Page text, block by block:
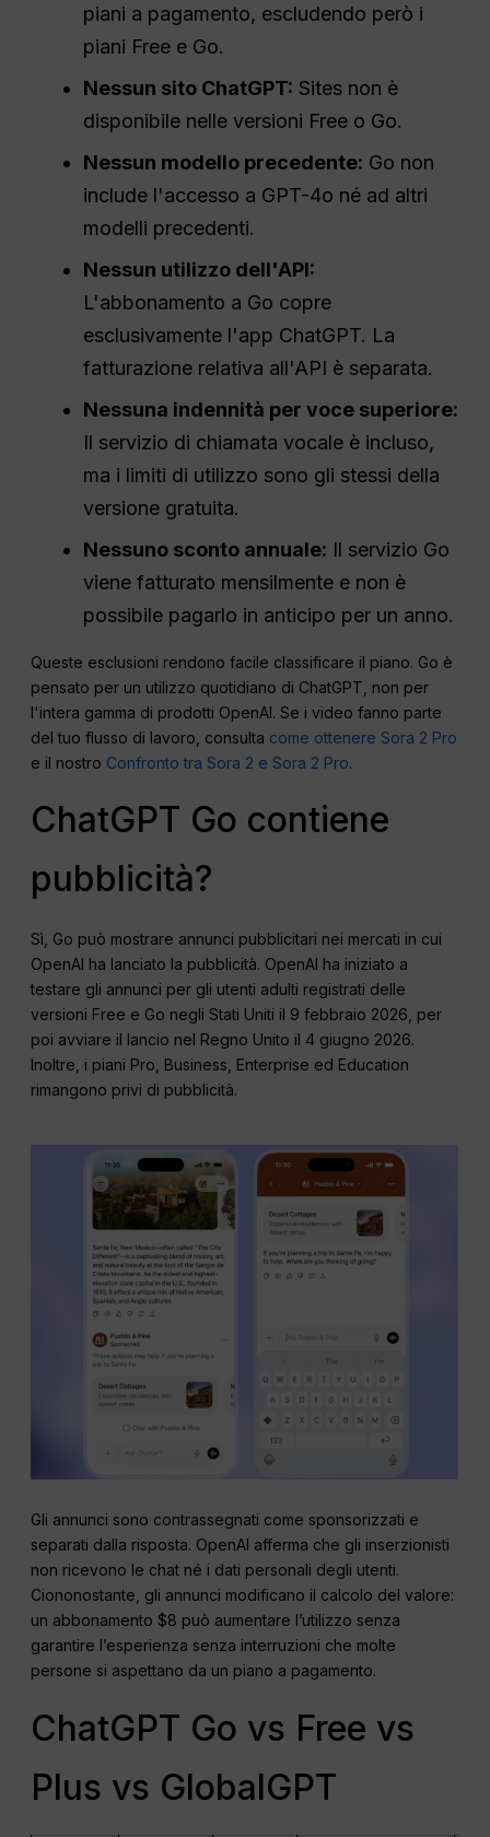
piani a pagamento, escludendo però i
piani Free e Go.
Nessun sito ChatGPT: Sites non è
disponibile nelle versioni Free o Go.
Nessun modello precedente: Go non
include l'accesso a GPT-4o né ad altri
modelli precedenti.
Nessun utilizzo dell'API:
L'abbonamento a Go copre
esclusivamente l'app ChatGPT. La
fatturazione relativa all'API è separata.
Nessuna indennità per voce superiore:
Il servizio di chiamata vocale è incluso,
ma i limiti di utilizzo sono gli stessi della
versione gratuita.
Nessuno sconto annuale: Il servizio Go
viene fatturato mensilmente e non è
possibile pagarlo in anticipo per un anno.
Queste esclusioni rendono facile classificare il piano. Go è
pensato per un utilizzo quotidiano di ChatGPT, non per
l'intera gamma di prodotti OpenAI. Se i video fanno parte
del tuo flusso di lavoro, consulta come ottenere Sora 2 Pro
e il nostro Confronto tra Sora 2 e Sora 2 Pro.
ChatGPT Go contiene
pubblicità?
Sì, Go può mostrare annunci pubblicitari nei mercati in cui
OpenAI ha lanciato la pubblicità. OpenAI ha iniziato a
testare gli annunci per gli utenti adulti registrati delle
versioni Free e Go negli Stati Uniti il 9 febbraio 2026, per
poi avviare il lancio nel Regno Unito il 4 giugno 2026.
Inoltre, i piani Pro, Business, Enterprise ed Education
rimangono privi di pubblicità.
Gli annunci sono contrassegnati come sponsorizzati e
separati dalla risposta. OpenAI afferma che gli inserzionisti
non ricevono le chat né i dati personali degli utenti.
Ciononostante, gli annunci modificano il calcolo del valore:
un abbonamento $8 può aumentare l’utilizzo senza
garantire l’esperienza senza interruzioni che molte
persone si aspettano da un piano a pagamento.
ChatGPT Go vs Free vs
Plus vs GlobalGPT